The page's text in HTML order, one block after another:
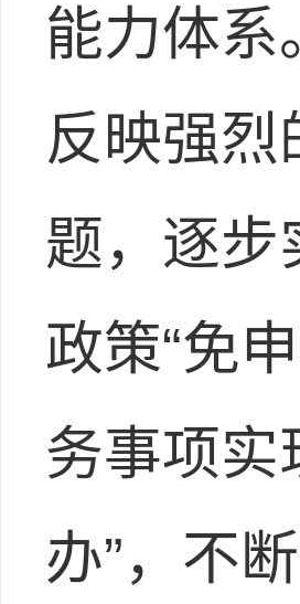
能力体系
反映强烈
题，逐步
政策“免
务事项实
办”，不